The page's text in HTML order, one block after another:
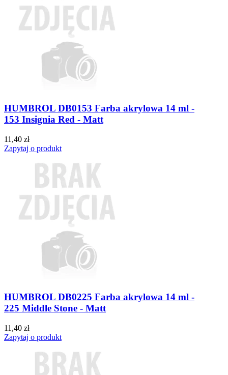
HUMBROL DB0153 Farba akrylowa 14 ml -
153 Insignia Red - Matt
11,40 zł
Zapytaj o produkt
HUMBROL DB0225 Farba akrylowa 14 ml -
225 Middle Stone - Matt
11,40 zł
Zapytaj o produkt